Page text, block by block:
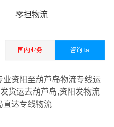
零担物流
国内业务 咨询Ta
资阳至葫芦岛物流专线运
货运去葫芦岛,资阳发物流
直达专线物流